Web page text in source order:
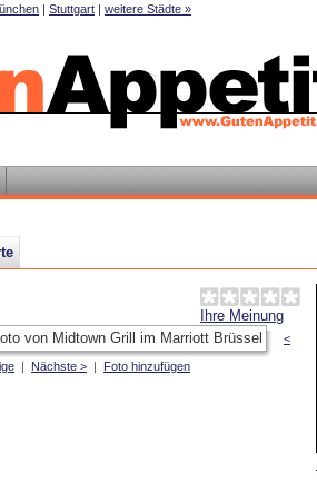
| Stuttgart | weitere Städte »
Ihre Meinung
<
| Nächste > | Foto hinzufügen